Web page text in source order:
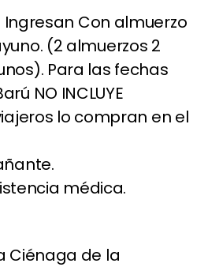
Con almuerzo
(2 almuerzos 2
Para las fechas
NO INCLUYE
lo compran en el
médica.
Ciénaga de la